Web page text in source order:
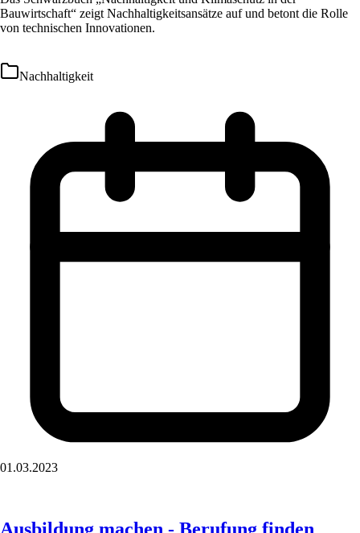
Bauwirtschaft“ zeigt Nachhaltigkeitsansätze auf und betont die Rolle
von technischen Innovationen.
Nachhaltigkeit
01.03.2023